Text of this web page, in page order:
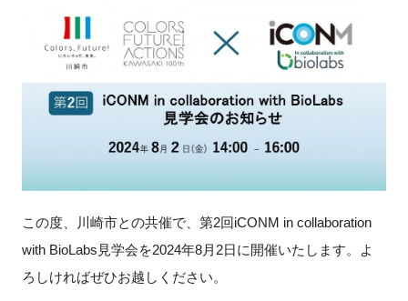
イベント
プログラム
LINK-Jを知る
特別会員
この度、川崎市との共催で、第2回iCONM in collaboration
with BioLabs見学会を2024年8月2日に開催いたします。よ
ろしければぜひお越しください。